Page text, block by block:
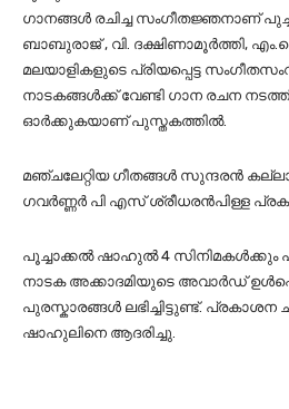
ഗാനങ്ങള്‍ രചിച്ച സംഗീതജ്ഞനാണ്
ബാബുരാജ് , വി. ദക്ഷിണാമൂര്‍ത്തി,
മലയാളികളുടെ പ്രിയപ്പെട്ട
നാടകങ്ങള്‍ക്ക് വേണ്ടി ഗാന രചന
ഓര്‍ക്കുകയാണ് പുസ്തകത്തില്‍.
മഞ്ചലേറ്റിയ ഗീതങ്ങള്‍ സുന്ദരന്‍
ഗവര്‍ണ്ണര്‍ പി എസ് ശ്രീധരന്‍പിള്ള
പൂച്ചാക്കല്‍ ഷാഹുല്‍ 4 സിനിമകള്‍ക്കും
നാടക അക്കാദമിയുടെ അവാര്‍ഡ്
പുരസ്കാരങ്ങള്‍ ലഭിച്ചിട്ടുണ്ട്. പ്രകാശന
ഷാഹുലിനെ ആദരിച്ചു.